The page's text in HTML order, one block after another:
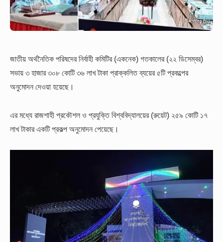
জাতীয় অর্থনৈতিক পরিষদের নির্বাহী কমিটির (একনেক) গতকালের (২২ ডিসেম্বর)
সভায় ৩ হাজার ৩০৮ কোটি ৩৬ লাখ টাকা প্রাক্কলিত ব্যয়ের ৫টি প্রকল্পের
অনুমোদন দেওয়া হয়েছে।
এর মধ্যে রাজশাহী প্রকৌশল ও প্রযুক্তি বিশ্ববিদ্যালয়ের (রুয়েট) ২৫৯ কোটি ১৭
লাখ টাকার একটি প্রকল্প অনুমোদন পেয়েছে।